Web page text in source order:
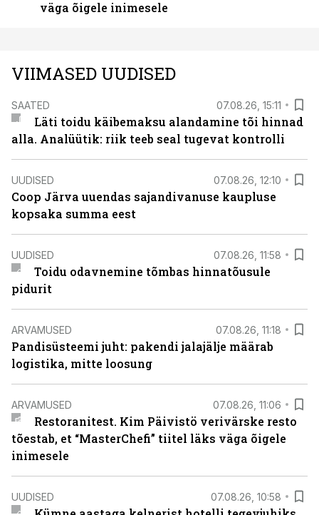
väga õigele inimesele
VIIMASED UUDISED
SAATED 07.08.26, 15:11
Läti toidu käibemaksu alandamine tõi hinnad
alla. Analüütik: riik teeb seal tugevat kontrolli
UUDISED 07.08.26, 12:10
Coop Järva uuendas sajandivanuse kaupluse
kopsaka summa eest
UUDISED 07.08.26, 11:58
Toidu odavnemine tõmbas hinnatõusule
pidurit
ARVAMUSED 07.08.26, 11:18
Pandisüsteemi juht: pakendi jalajälje määrab
logistika, mitte loosung
ARVAMUSED 07.08.26, 11:06
Restoranitest. Kim Päivistö verivärske resto
tõestab, et “MasterChefi” tiitel läks väga õigele
inimesele
UUDISED 07.08.26, 10:58